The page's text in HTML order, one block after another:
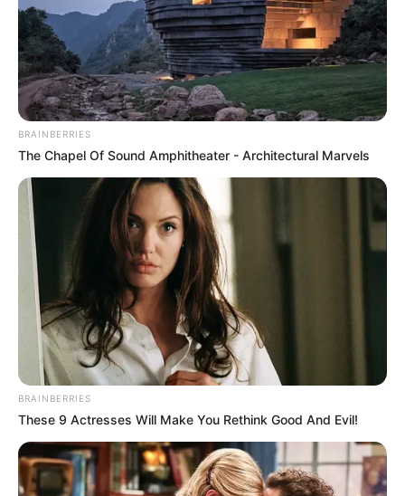
BRAINBERRIES
The Chapel Of Sound Amphitheater - Architectural Marvels
BRAINBERRIES
These 9 Actresses Will Make You Rethink Good And Evil!